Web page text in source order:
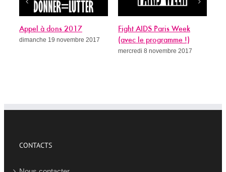
à dons 2017
19 novembre 2017
Fight AIDS Paris Week
(avec le programme !)
mercredi 8 novembre 2017
Sida, c’est
guérit ?
mercredi 8
CONTACTS